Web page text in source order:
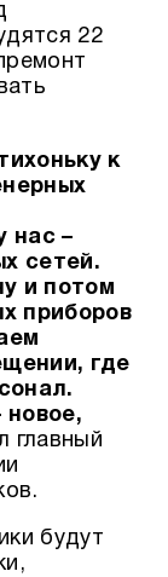
22
к
нас –
сетей.
и потом
приборов
где
новое,
главный
будут